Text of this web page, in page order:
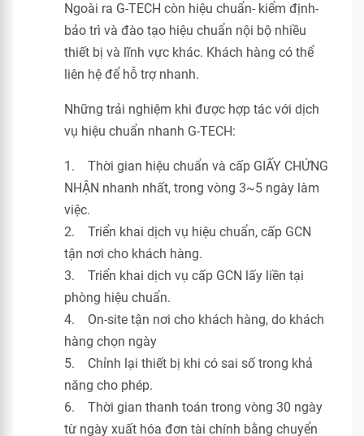
Ngoài ra G-TECH còn hiệu chuẩn- kiểm định-
bảo trì và đào tạo hiệu chuẩn nội bộ nhiều
thiết bị và lĩnh vực khác. Khách hàng có thể
liên hệ để hỗ trợ nhanh.
Những trải nghiệm khi được hợp tác với dịch
vụ hiệu chuẩn nhanh G-TECH:
1. Thời gian hiệu chuẩn và cấp GIẤY CHỨNG
NHẬN nhanh nhất, trong vòng 3~5 ngày làm
việc.
2. Triển khai dịch vụ hiệu chuẩn, cấp GCN
tận nơi cho khách hàng.
3. Triển khai dịch vụ cấp GCN lấy liền tại
phòng hiệu chuẩn.
4. On-site tận nơi cho khách hàng, do khách
hàng chọn ngày
5. Chỉnh lại thiết bị khi có sai số trong khả
năng cho phép.
6. Thời gian thanh toán trong vòng 30 ngày
từ ngày xuất hóa đơn tài chính bằng chuyển